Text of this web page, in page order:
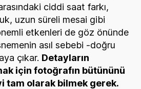
ciddi saat farkı,
uzun süreli mesai gibi
etkenleri de göz önünde
asıl sebebi -doğru
çıkar. Detayların
için fotoğrafın bütününü
tam olarak bilmek gerek.